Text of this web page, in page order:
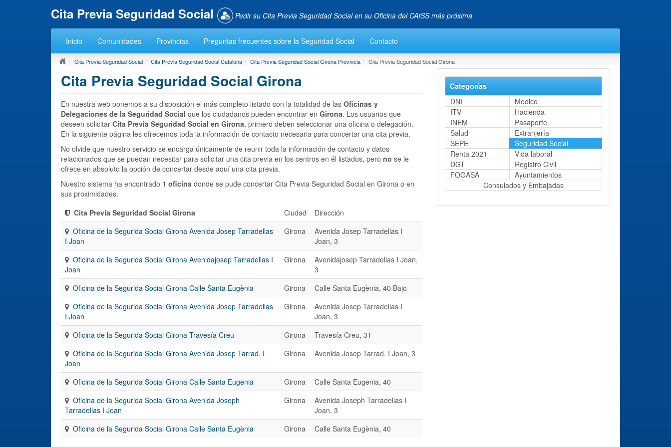
Cita Previa Seguridad Social Pedir su Cita Previa Seguridad Social en su Oficina del CAISS más próxima
Inicio Comunidades Provincias Preguntas frecuentes sobre la Seguridad Social Contacto
Cita Previa Seguridad Social Cita Previa Seguridad Social Cataluña Cita Previa Seguridad Social Girona Provincia Cita Previa Seguridad Social Girona
Cita Previa Seguridad Social Girona
En nuestra web ponemos a su disposición el más completo listado con la totalidad de las Oficinas y
Delegaciones de la Seguridad Social que los ciudadanos pueden encontrar en Girona. Los usuarios que
deseen solicitar Cita Previa Seguridad Social en Girona, primero deben seleccionar una oficina o delegación.
En la siguiente página les ofrecemos toda la información de contacto necesaria para concertar una cita previa.
No olvide que nuestro servicio se encarga únicamente de reunir toda la información de contacto y datos
relacionados que se puedan necesitar para solicitar una cita previa en los centros en él listados, pero no se le
ofrece en absoluto la opción de concertar desde aquí una cita previa.
Nuestro sistema ha encontrado 1 oficina donde se pude concertar Cita Previa Seguridad Social en Girona o en
sus proximidades.
Cita Previa Seguridad Social Girona
Ciudad
Dirección
Oficina de la Segurida Social Girona Avenida Josep Tarradellas
I Joan
Girona
Avenida Josep Tarradellas I
Joan, 3
Oficina de la Segurida Social Girona Avenidajosep Tarradellas I
Joan
Girona
Avenidajosep Tarradellas I Joan,
3
Oficina de la Segurida Social Girona Calle Santa Eugènia
Girona
Calle Santa Eugènia, 40 Bajo
Oficina de la Segurida Social Girona Avenida Josep Tarradellas
I Joan
Girona
Avenida Josep Tarradellas I
Joan, 3
Oficina de la Segurida Social Girona Travesía Creu
Girona
Travesía Creu, 31
Oficina de la Segurida Social Girona Avenida Josep Tarrad. I
Joan
Girona Avenida Josep Tarrad. I Joan, 3
Oficina de la Segurida Social Girona Calle Santa Eugenia Girona
Calle Santa Eugenia, 40
Oficina de la Segurida Social Girona Avenida Joseph
Tarradellas I Joan
Girona
Avenida Joseph Tarradellas I
Joan, 3
Oficina de la Segurida Social Girona Calle Santa Eugènia
Girona Calle Santa Eugènia, 40
Categorías
DNI
Médico
ITV
Hacienda
INEM
Pasaporte
Salud
Extranjería
SEPE
Seguridad Social
Renta 2021
Vida laboral
DGT
Registro Civil
FOGASA
Ayuntamientos
Consulados y Embajadas